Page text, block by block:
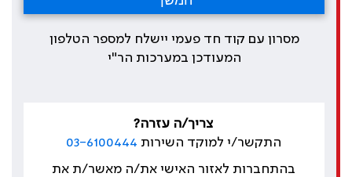
מסרון עם קוד חד פעמי יישלח למספר הטלפון
המעודכן במערכות הר"י
צריך/ה עזרה?
התקשר/י למוקד השירות 03-6100444
בהתחברות לאזור האישי את/ה מאשר/ת את